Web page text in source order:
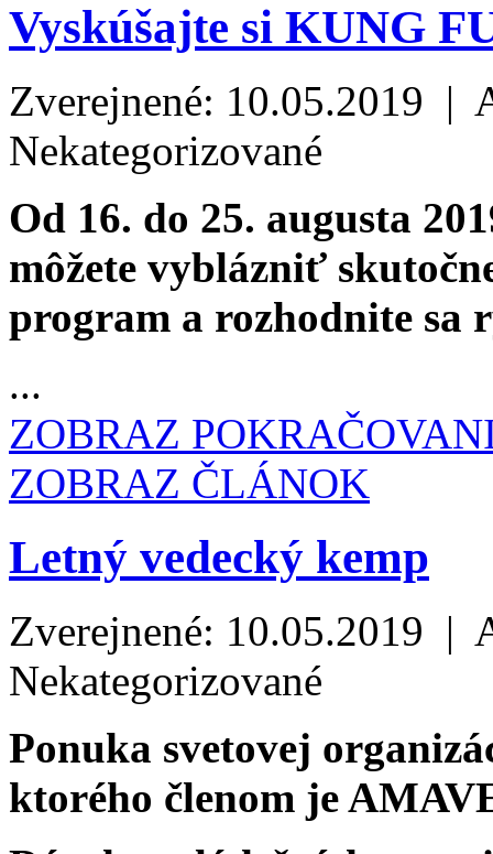
Vyskúšajte si KUNG
Zverejnené: 10.05.2019 |
Nekategorizované
Od 16. do 25. augusta
môžete vyblázniť
program a rozhodnite sa
...
ZOBRAZ
ZOBRAZ ČLÁNOK
Letný vedecký kemp
Zverejnené: 10.05.2019 |
Nekategorizované
Ponuka svetovej
ktorého členom je